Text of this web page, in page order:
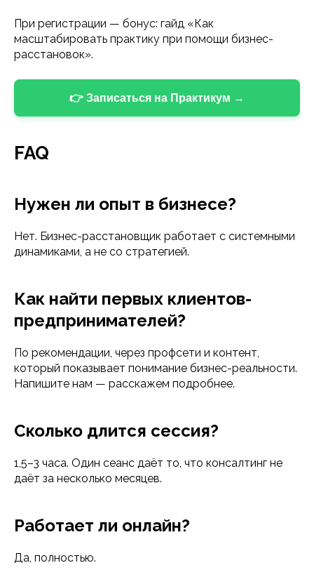
При регистрации — бонус: гайд «Как
масштабировать практику при помощи бизнес-
расстановок».
👉 Записаться на Практикум →
FAQ
Нужен ли опыт в бизнесе?
Нет. Бизнес-расстановщик работает с системными
динамиками, а не со стратегией.
Как найти первых клиентов-
предпринимателей?
По рекомендации, через профсети и контент,
который показывает понимание бизнес-реальности.
Напишите нам — расскажем подробнее.
Сколько длится сессия?
1,5–3 часа. Один сеанс даёт то, что консалтинг не
даёт за несколько месяцев.
Работает ли онлайн?
Да, полностью.
Сведения об образовательной
организации
Политика конфиденциальности
Публичная оферта
данных
Согласие на обработку файлов cookie
ООО «ИСП»
ОГРН 1197746615736
125315, г. Москва,
пр-кт Ленинградский, д. 68, стр. 24,
эт/пом/ком 2/IV/20
info@iomp.ru
Расписание
Программы
Отзывы